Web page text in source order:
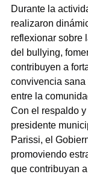
Durante la
realizaron
reflexionar sobre
del bullying,
contribuyen a
convivencia
entre la
Con el respaldo y
presidente
Parissi, el
promoviendo
que contribuyan